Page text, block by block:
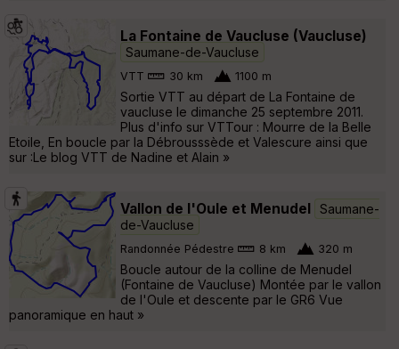
La Fontaine de Vaucluse (Vaucluse)
Saumane-de-Vaucluse
VTT 30 km 1100 m
Sortie VTT au départ de La Fontaine de
vaucluse le dimanche 25 septembre 2011.
Plus d'info sur VTTour : Mourre de la Belle
Etoile, En boucle par la Débrousssède et Valescure ainsi que
sur :Le blog VTT de Nadine et Alain »
Vallon de l'Oule et Menudel
Saumane-
de-Vaucluse
Randonnée Pédestre 8 km 320 m
Boucle autour de la colline de Menudel
(Fontaine de Vaucluse) Montée par le vallon
de l'Oule et descente par le GR6 Vue
panoramique en haut »